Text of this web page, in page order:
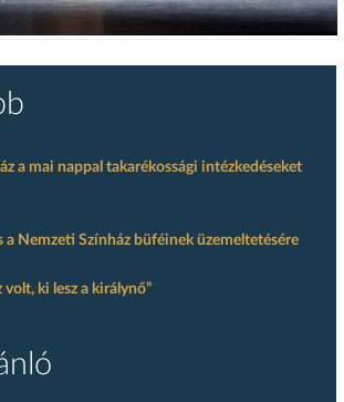
a mai nappal takarékossági intézkedéseket
a Nemzeti Színház büféinek üzemeltetésére
volt, ki lesz a királynő”